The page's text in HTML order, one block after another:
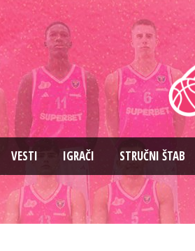
VESTI IGRAČI STRUČNI ŠTAB